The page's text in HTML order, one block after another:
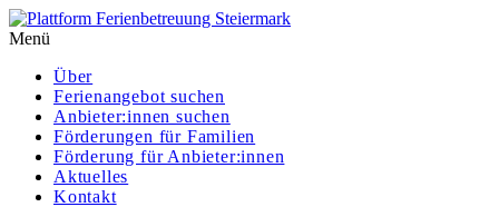
Menü
Über
Ferienangebot suchen
Anbieter:innen suchen
För­de­run­gen für Familien
Förderung für Anbieter:innen
Aktuelles
Kontakt